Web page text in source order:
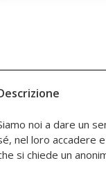
noi a dare un
nel loro accadere
si chiede un
presa in